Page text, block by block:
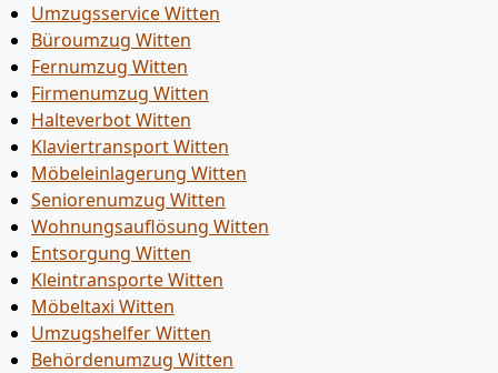
Umzugsservice Witten
Büroumzug Witten
Fernumzug Witten
Firmenumzug Witten
Halteverbot Witten
Klaviertransport Witten
Möbeleinlagerung Witten
Seniorenumzug Witten
Wohnungsauflösung Witten
Entsorgung Witten
Kleintransporte Witten
Möbeltaxi Witten
Umzugshelfer Witten
Behördenumzug Witten